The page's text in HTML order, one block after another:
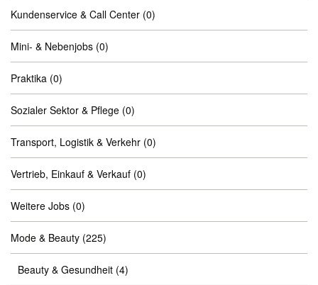
Kundenservice & Call Center (0)
Mini- & Nebenjobs (0)
Praktika (0)
Sozialer Sektor & Pflege (0)
Transport, Logistik & Verkehr (0)
Vertrieb, Einkauf & Verkauf (0)
Weitere Jobs (0)
Mode & Beauty (225)
Beauty & Gesundheit (4)